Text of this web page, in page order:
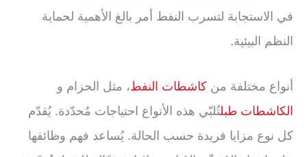
في الاستجابة لتسرب النفط أمر بالغ الأهمية لحماية
النظم البيئية.
أنواع مختلفة من كاشطات النفط، مثل الحزام و
الكاشطات طبلتُلبّي هذه الأنواع احتياجات مُحدّدة. يُقدّم
كل نوع مزايا فريدة حسب الحالة. يُساعد فهم وظائفها